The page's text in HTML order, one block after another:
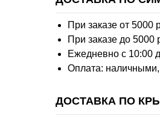
При заказе от 5000
При заказе до 5000
Ежедневно с 10:00
Оплата: наличными,
ДОСТАВКА ПО